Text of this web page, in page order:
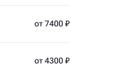
от 7400 ₽
от 4300 ₽